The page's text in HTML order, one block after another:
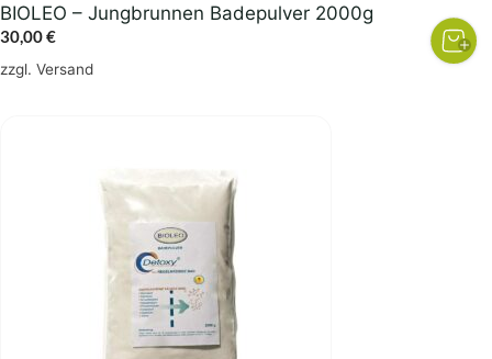
BIOLEO – Jungbrunnen Badepulver 2000g
30,00€
zzgl. Versand